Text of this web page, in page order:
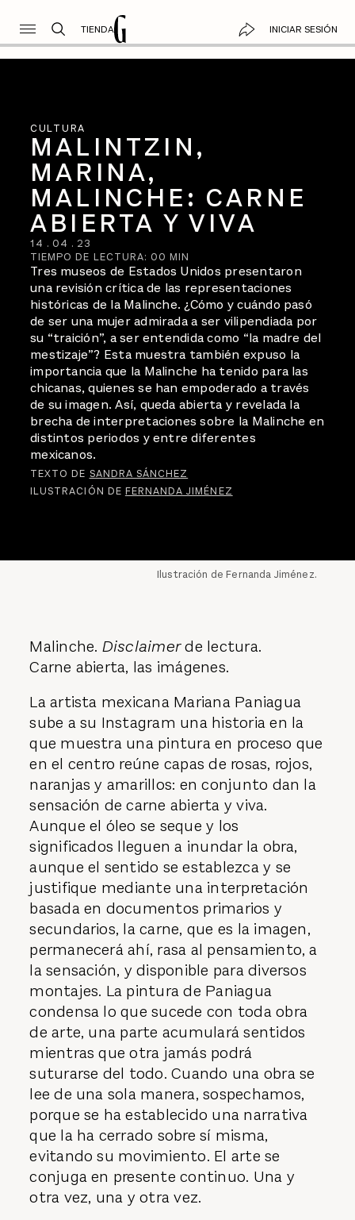
TIENDA INICIAR SESIÓN
CULTURA
MALINTZIN,
MARINA,
MALINCHE: CARNE
ABIERTA Y VIVA
14 . 04 . 23
TIEMPO DE LECTURA: 00 MIN
Tres museos de Estados Unidos presentaron
una revisión crítica de las representaciones
históricas de la Malinche. ¿Cómo y cuándo pasó
de ser una mujer admirada a ser vilipendiada por
su “traición”, a ser entendida como “la madre del
mestizaje”? Esta muestra también expuso la
importancia que la Malinche ha tenido para las
chicanas, quienes se han empoderado a través
de su imagen. Así, queda abierta y revelada la
brecha de interpretaciones sobre la Malinche en
distintos periodos y entre diferentes
mexicanos.
TEXTO DE SANDRA SÁNCHEZ
ILUSTRACIÓN DE FERNANDA JIMÉNEZ
Ilustración de Fernanda Jiménez.
Malinche. Disclaimerde lectura.
Carne abierta, las imágenes.
La artista mexicana Mariana Paniagua
sube a su Instagram una historia en la
que muestra una pintura en proceso que
en el centro reúne capas de rosas, rojos,
naranjas y amarillos: en conjunto dan la
sensación de carne abierta y viva.
Aunque el óleo se seque y los
significados lleguen a inundar la obra,
aunque el sentido se establezca y se
justifique mediante una interpretación
basada en documentos primarios y
secundarios, la carne, que es la imagen,
permanecerá ahí, rasa al pensamiento, a
la sensación, y disponible para diversos
montajes. La pintura de Paniagua
condensa lo que sucede con toda obra
de arte, una parte acumulará sentidos
mientras que otra jamás podrá
suturarse del todo. Cuando una obra se
lee de una sola manera, sospechamos,
porque se ha establecido una narrativa
que la ha cerrado sobre sí misma,
evitando su movimiento. El arte se
conjuga en presente continuo. Una y
otra vez, una y otra vez.